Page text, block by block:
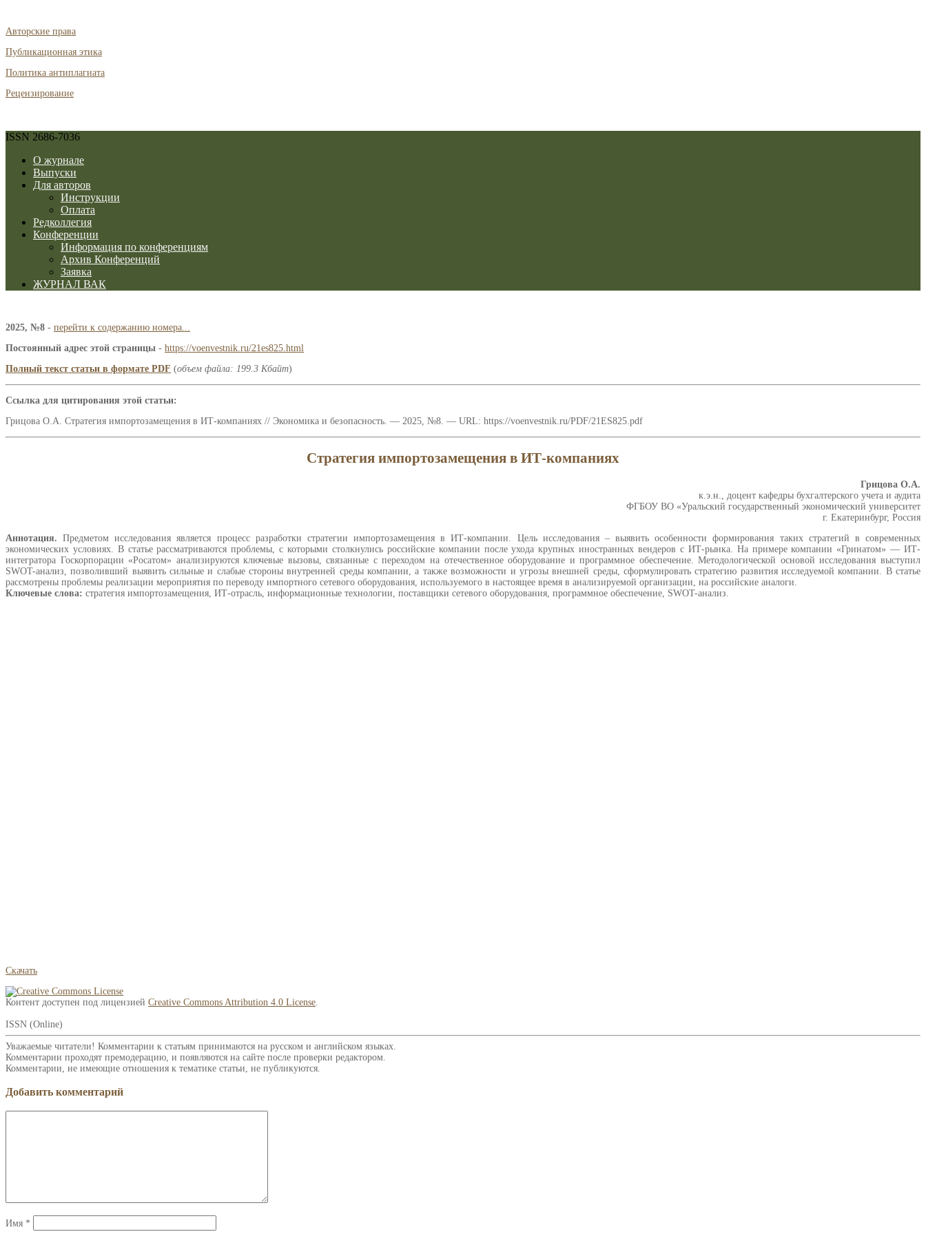
Авторские права
Публикационная этика
Политика антиплагиата
Рецензирование
ISSN 2686-7036
О журнале
Выпуски
Для авторов
Инструкции
Оплата
Редколлегия
Конференции
Информация по конференциям
Архив Конференций
Заявка
ЖУРНАЛ ВАК
2025, №8 - перейти к содержанию номера...
Постоянный адрес этой страницы - https://voenvestnik.ru/21es825.html
Полный текст статьи в формате PDF (объем файла: 199.3 Кбайт)
Ссылка для цитирования этой статьи:
Грицова О.А. Стратегия импортозамещения в ИТ-компаниях // Экономика и безопасность. — 2025, №8. — URL: https://voenvestnik.ru/PDF/21ES825.pdf
Стратегия импортозамещения в ИТ-компаниях
Грицова О.А.
к.э.н., доцент кафедры бухгалтерского учета и аудита
ФГБОУ ВО «Уральский государственный экономический университет
г. Екатеринбург, Россия
Аннотация. Предметом исследования является процесс разработки стратегии импортозамещения в ИТ-компании. Цель исследования – выявить особенности формирования таких стратегий в современных
экономических условиях. В статье рассматриваются проблемы, с которыми столкнулись российские компании после ухода крупных иностранных вендеров с ИТ-рынка. На примере компании «Гринатом» — ИТ-
интегратора Госкорпорации «Росатом» анализируются ключевые вызовы, связанные с переходом на отечественное оборудование и программное обеспечение. Методологической основой исследования выступил
SWOT-анализ, позволивший выявить сильные и слабые стороны внутренней среды компании, а также возможности и угрозы внешней среды, сформулировать стратегию развития исследуемой компании. В статье
рассмотрены проблемы реализации мероприятия по переводу импортного сетевого оборудования, используемого в настоящее время в анализируемой организации, на российские аналоги.
Ключевые слова: стратегия импортозамещения, ИТ-отрасль, информационные технологии, поставщики сетевого оборудования, программное обеспечение, SWOT-анализ.
Скачать
Контент доступен под лицензией Creative Commons Attribution 4.0 License
ISSN (Online)
Уважаемые читатели! Комментарии к статьям принимаются на русском и английском языках.
Комментарии проходят премодерацию, и появляются на сайте после проверки редактором.
Комментарии, не имеющие отношения к тематике статьи, не публикуются.
Добавить комментарий
Имя *